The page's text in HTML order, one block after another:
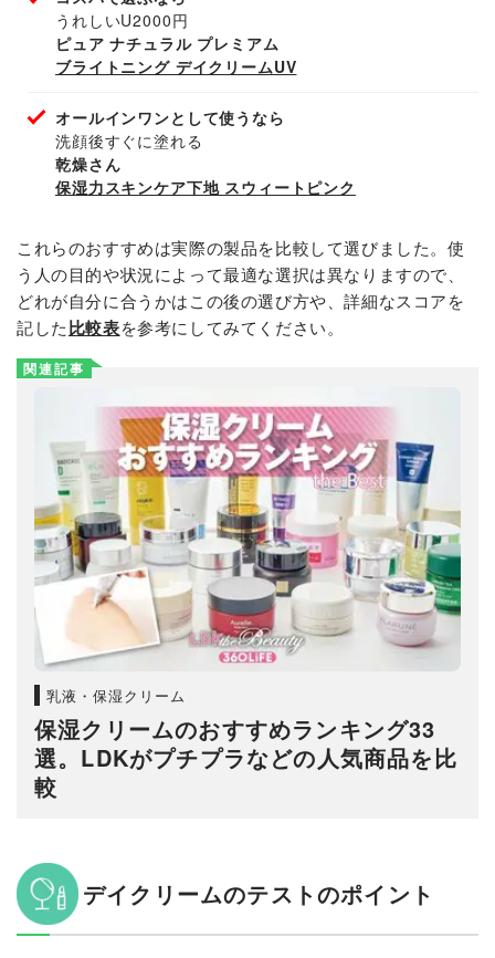
うれしいU2000円
ピュア ナチュラル プレミアム
ブライトニング デイクリームUV
オールインワンとして使うなら
洗顔後すぐに塗れる
乾燥さん
保湿力スキンケア下地 スウィートピンク
これらのおすすめは実際の製品を比較して選びました。使
う人の目的や状況によって最適な選択は異なりますので、
どれが自分に合うかはこの後の選び方や、詳細なスコアを
記した比較表を参考にしてみてください。
関連記事
乳液・保湿クリーム
保湿クリームのおすすめランキング33
選。LDKがプチプラなどの人気商品を比
較
デイクリームのテストのポイント